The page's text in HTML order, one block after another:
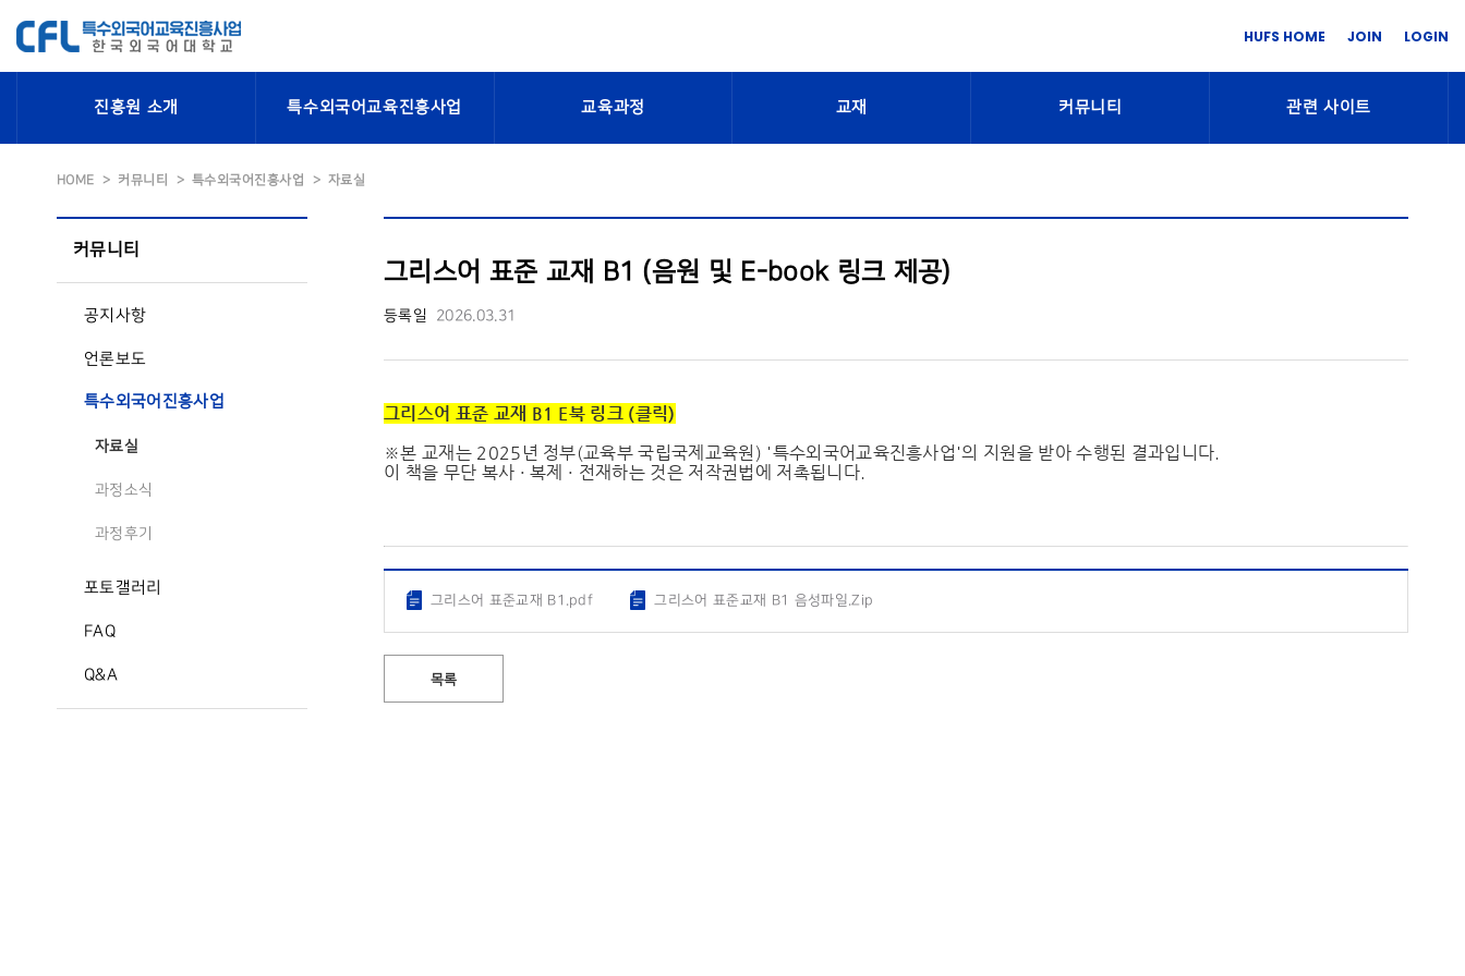
HUFS HOME JOIN LOGIN
진흥원 소개 특수외국어교육진흥사업 교육과정 교재 커뮤니티 관련 사이트
HOME 커뮤니티 특수외국어진흥사업 자료실
커뮤니티
공지사항
언론보도
특수외국어진흥사업
자료실
과정소식
과정후기
포토갤러리
FAQ
Q&A
그리스어 표준 교재 B1 (음원 및 E-book 링크 제공)
등록일 2026.03.31
그리스어 표준 교재 B1 E북 링크 (클릭)
※본 교재는 2025년 정부(교육부 국립국제교육원) '특수외국어교육진흥사업'의 지원을 받아 수행된 결과입니다.
이 책을 무단 복사 · 복제 · 전재하는 것은 저작권법에 저촉됩니다.
그리스어 표준교재 B1.pdf 그리스어 표준교재 B1 음성파일.Zip
목록